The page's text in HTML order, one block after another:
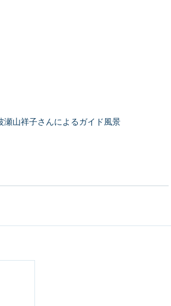
山祥子さんによるガイド風景